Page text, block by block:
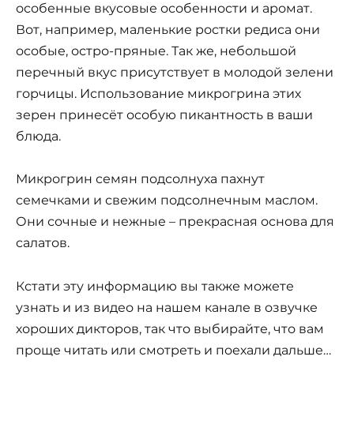
особенные вкусовые особенности и аромат.
Вот, например, маленькие ростки редиса они
особые, остро-пряные. Так же, небольшой
перечный вкус присутствует в молодой зелени
горчицы. Использование микрогрина этих
зерен принесёт особую пикантность в ваши
блюда.
Микрогрин семян подсолнуха пахнут
семечками и свежим подсолнечным маслом.
Они сочные и нежные – прекрасная основа для
салатов.
Кстати эту информацию вы также можете
узнать и из видео на нашем канале в озвучке
хороших дикторов, так что выбирайте, что вам
проще читать или смотреть и поехали дальше…